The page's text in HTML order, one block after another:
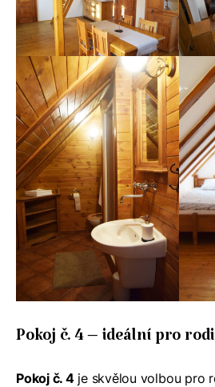
Pokoj č. 4 – ideální pro
Pokoj č. 4je skvělou volbou pro